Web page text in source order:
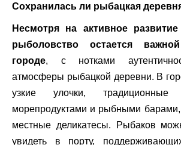
Сохранилась ли рыбацкая
Несмотря на активное
рыболовство остается
городе, с нотками
атмосферы рыбацкой деревни. В
узкие улочки,
морепродуктами и рыбными
местные деликатесы. Рыбаков
увидеть в порту,